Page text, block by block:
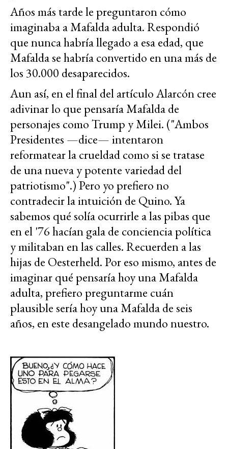
Años más tarde le preguntaron cómo
imaginaba a Mafalda adulta. Respondió
que nunca habría llegado a esa edad, que
Mafalda se habría convertido en una más de
los 30.000 desaparecidos.
Aun así, en el final del artículo Alarcón cree
adivinar lo que pensaría Mafalda de
personajes como Trump y Milei. ("Ambos
Presidentes —dice— intentaron
reformatear la crueldad como si se tratase
de una nueva y potente variedad del
patriotismo".) Pero yo prefiero no
contradecir la intuición de Quino. Ya
sabemos qué solía ocurrirle a las pibas que
en el '76 hacían gala de conciencia política
y militaban en las calles. Recuerden a las
hijas de Oesterheld. Por eso mismo, antes de
imaginar qué pensaría hoy una Mafalda
adulta, prefiero preguntarme cuán
plausible sería hoy una Mafalda de seis
años, en este desangelado mundo nuestro.